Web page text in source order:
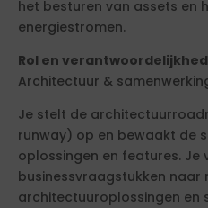
het besturen van assets en
energiestromen.
Rol en
Architectuur &
Je stelt de
runway) op en bewaakt de
oplossingen en features. Je
businessvraagstukken naar
architectuuroplossingen en